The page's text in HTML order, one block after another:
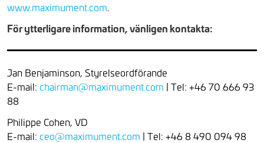
www.maximument.com.
För ytterligare information, vänligen kontakta:
Jan Benjaminson, Styrelseordförande
E-mail: chairman@maximument.com | Tel: +46 70 666 93
88
Philippe Cohen, VD
E-mail: ceo@maximument.com | Tel: +46 8 490 094 98